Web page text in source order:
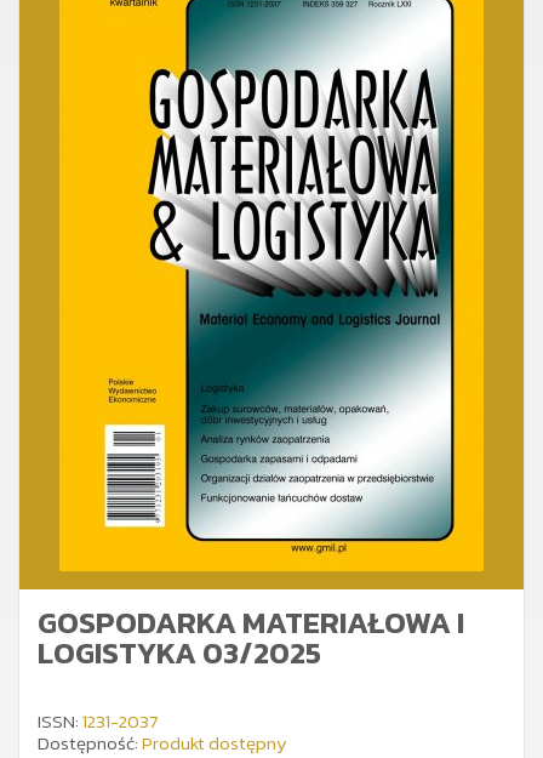
GOSPODARKA MATERIAŁOWA I
LOGISTYKA 03/2025
ISSN:1231-2037
Dostępność:Produkt dostępny